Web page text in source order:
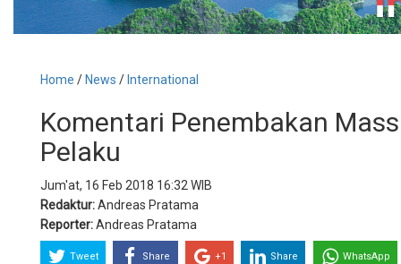
Home / News / International
Komentari Penembakan
Pelaku
Jum'at, 16 Feb 2018 16:32 WIB
Redaktur:Andreas Pratama
Reporter:Andreas Pratama
Tweet Share +1 Share WhatsApp